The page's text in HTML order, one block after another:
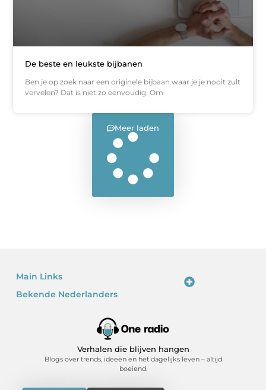
De beste en leukste bijbanen
Ben je op zoek naar een originele bijbaan waar je je nooit zult
vervelen? Dat is niet zo eenvoudig. Om
Meer laden
Main Links
Bekende Nederlanders
Verhalen die blijven hangen
Blogs over trends, ideeën en het dagelijks leven – altijd
boeiend.